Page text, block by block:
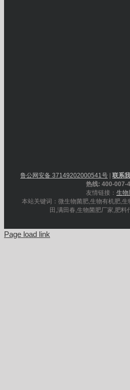
鲁公网安备 37149202000541号 联系
热线: 400-007-
友情链接： 生物
本站关键词：微生物菌肥,生物有机肥,
田,满田春,生物菌肥厂家,肥料
Page load link